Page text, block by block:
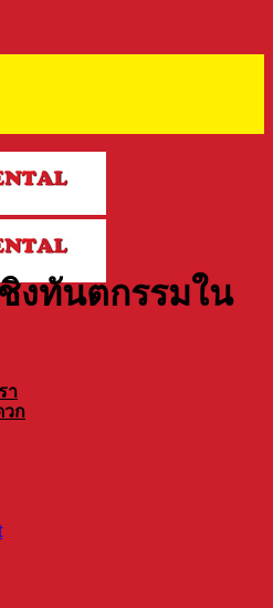
า
วก
งทันตกรรมใน